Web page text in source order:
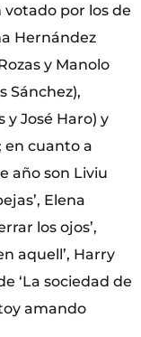
votado por los de
Hernández
y Manolo
Sánchez),
y José Haro) y
en cuanto a
año son Liviu
Elena
los ojos’,
aquell’, Harry
‘La sociedad de
amando